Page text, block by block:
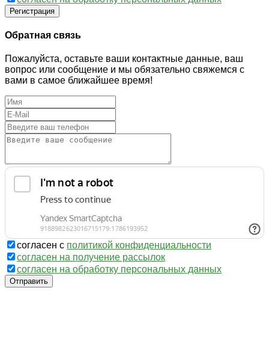
Регистрация
Обратная связь
Пожалуйста, оставьте ваши контактные данные, ваш
вопрос или сообщение и мы обязательно свяжемся с
вами в самое ближайшее время!
согласен с политикой конфиденциальности
согласен на получение рассылок
согласен на обработку персональных данных
Отправить